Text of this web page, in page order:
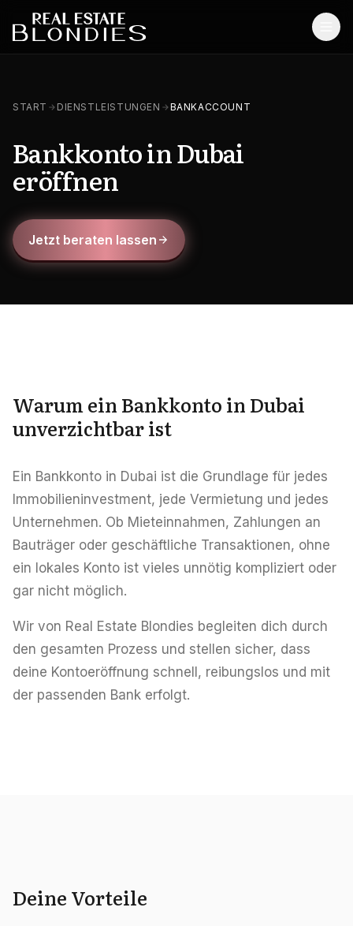
Off-Plan Projekte
Off-Plan Resale
Bestandsimmobilien
Dienstleistungen
Bauträger in den VAE
DE KONTAKT
START DIENSTLEISTUNGEN BANKACCOUNT
Bankkonto in Dubai
eröffnen
Jetzt beraten lassen
Warum ein Bankkonto in Dubai
unverzichtbar ist
Ein Bankkonto in Dubai ist die Grundlage für jedes
Immobilieninvestment, jede Vermietung und jedes
Unternehmen. Ob Mieteinnahmen, Zahlungen an
Bauträger oder geschäftliche Transaktionen, ohne
ein lokales Konto ist vieles unnötig kompliziert oder
gar nicht möglich.
Wir von Real Estate Blondies begleiten dich durch
den gesamten Prozess und stellen sicher, dass
deine Kontoeröffnung schnell, reibungslos und mit
der passenden Bank erfolgt.
Deine Vorteile